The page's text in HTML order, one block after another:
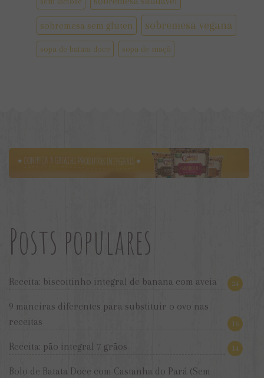
sobremesa sem gluten sobremesa vegana
sopa de batata doce sopa de maçã
Posts populares
Receita: biscoitinho integral de banana com aveia 24
9 maneiras diferentes para substituir o ovo nas
receitas
16
Receita: pão integral 7 grãos 14
Bolo de Batata Doce com Castanha do Pará (Sem